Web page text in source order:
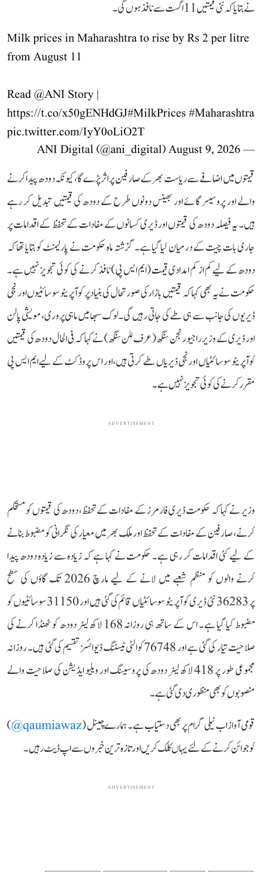
نے بتایا کہ نئی قیمتیں 11 اگست سے نافذ ہوں گی۔
Milk prices in Maharashtra to rise by Rs 2 per litre
from August 11
Read @ANI Story |
https://t.co/x50gENHdGJ#MilkPrices #Maharashtra
pic.twitter.com/IyY0oLiO2T
— ANI Digital (@ani_digital)
August 9, 2026
قیمتوں میں اضافے سے ریاست بھر کے صارفین پر اثر پڑے گا، کیونکہ دودھ پیدا کرنے
والے اور پروسیسر گائے اور بھینس دونوں طرح کے دودھ کی قیمتیں تبدیل کر رہے
ہیں۔ یہ فیصلہ دودھ کی قیمتوں اور ڈیری کسانوں کے مفادات کے تحفظ کے اقدامات پر
جاری بات چیت کے درمیان لیا گیا ہے۔ گزشتہ ماہ حکومت نے پارلیمنٹ کو بتایا تھا کہ
دودھ کے لیے کم از کم امدادی قیمت (ایم ایس پی) نافذ کرنے کی کوئی تجویز نہیں ہے۔
حکومت نے یہ بھی کہا کہ قیمتیں بازار کی صورتحال کی بنیاد پر کوآپریٹو سوسائٹیوں اور نجی
ڈیریوں کی جانب سے ہی طے کی جاتی رہیں گی۔ لوک سبھا میں ماہی پروری، مویشی پالن
اور ڈیری کے وزیر راجیو رنجن سنگھ (عرف للن سنگھ) نے کہا کہ فی الحال دودھ کی قیمتیں
کوآپریٹو سوسائٹیاں اور نجی ڈیریاں طے کرتی ہیں، اور اس پروڈکٹ کے لیے ایم ایس پی
مقرر کرنے کی کوئی تجویز نہیں ہے۔
ADVERTISEMENT
وزیر نے کہا کہ حکومت ڈیری فارمرز کے مفادات کے تحفظ، دودھ کی قیمتوں کو مستحکم
کرنے، صارفین کے مفادات کے تحفظ اور ملک بھر میں معیار کی نگرانی کو مضبوط بنانے
کے لیے کئی اقدامات کر رہی ہے۔ حکومت نے کہا ہے کہ زیادہ سے زیادہ دودھ پیدا
کرنے والوں کو منظم شعبے میں لانے کے لیے مارچ 2026 تک گاؤں کی سطح
پر 36283 نئی ڈیری کوآپریٹو سوسائٹیاں قائم کی گئی ہیں اور 31150 سوسائٹیوں کو
مضبوط کیا گیا ہے۔ اس کے ساتھ ہی روزانہ 168 لاکھ لیٹر دودھ کو ٹھنڈا کرنے کی
صلاحیت تیار کی گئی ہے اور 76748 کوالٹی ٹیسٹنگ ڈیوائسز تقسیم کی گئی ہیں۔ روزانہ
مجموعی طور پر 418 لاکھ لیٹر دودھ کی پروسیسنگ اور ویلیو ایڈیشن کی صلاحیت والے
منصوبوں کو بھی منظوری دی گئی ہے۔
قومی آواز اب ٹیلی گرام پر بھی دستیاب ہے۔ ہمارے چینل (qaumiawaz@
)
کو جوائن کرنے کے لئے یہاں کلک کریں اور تازہ ترین خبروں سے اپ ڈیٹ رہیں۔
ADVERTISEMENT